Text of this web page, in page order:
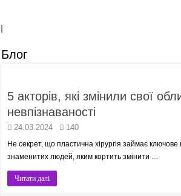
Блог
5 акторів, які змінили свої
невпізнаваності
24.03.2024 140
Не секрет, що пластична хірургія займає ключове
знаменитих людей, яким кортить змінити …
Читати далі